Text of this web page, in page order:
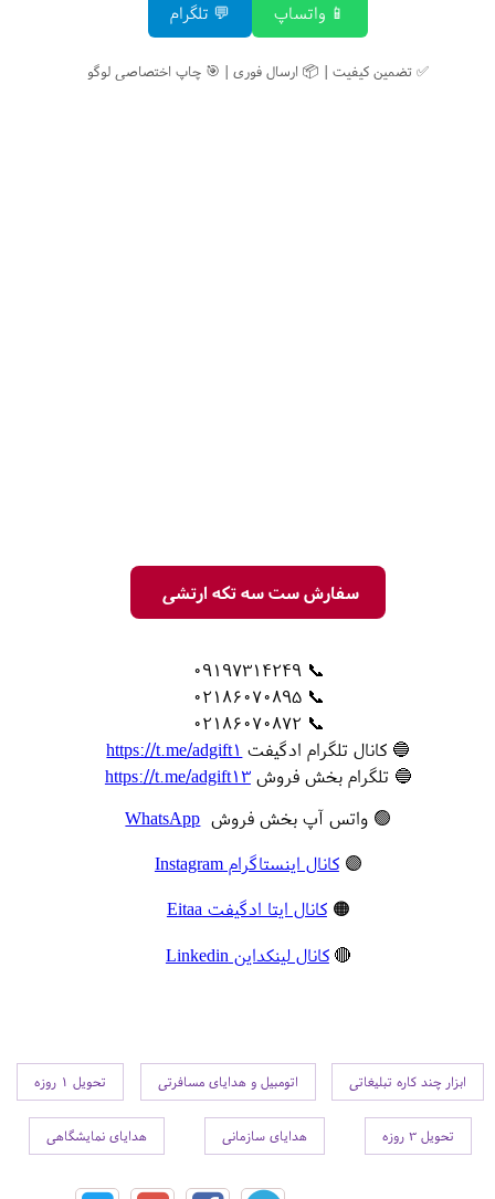
📱 واتساپ 💬 تلگرام
✅ تضمین کیفیت | 📦 ارسال فوری | 🎯 چاپ اختصاصی لوگو
سفارش ست سه تکه ارتشی
📞 09197314249
📞 02186070895
📞 02186070872
🔵 کانال تلگرام ادگیفت https://t.me/adgift1
🔵 تلگرام بخش فروشhttps://t.me/adgift13
🟢 واتس آپ بخش فروش WhatsApp
🟣کانال اینستاگرام Instagram
🟠کانال ایتا ادگیفت Eitaa
🔴 کانال لینکداین Linkedin
ابزار چند کاره تبلیغاتی اتومبیل و هدایای مسافرتی تحویل 1 روزه
تحویل 3 روزه هدایای سازمانی هدایای نمایشگاهی